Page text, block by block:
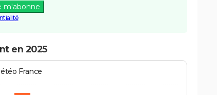
m'abonne
en 2025
France